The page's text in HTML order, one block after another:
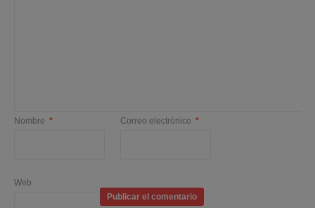
Nombre * Correo electrónico *
Web